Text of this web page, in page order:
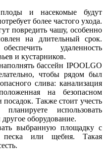
и насекомые будут
более частого ухода.
повредить чашу, особенно
на длительный срок.
удаленность
и кустарников.
бассейн IPOOLGO
чтобы рядом был
слива: канализация
на безопасном
Также стоит учесть
использовать
оборудование.
выбранную площадку с
или щебня. Такая